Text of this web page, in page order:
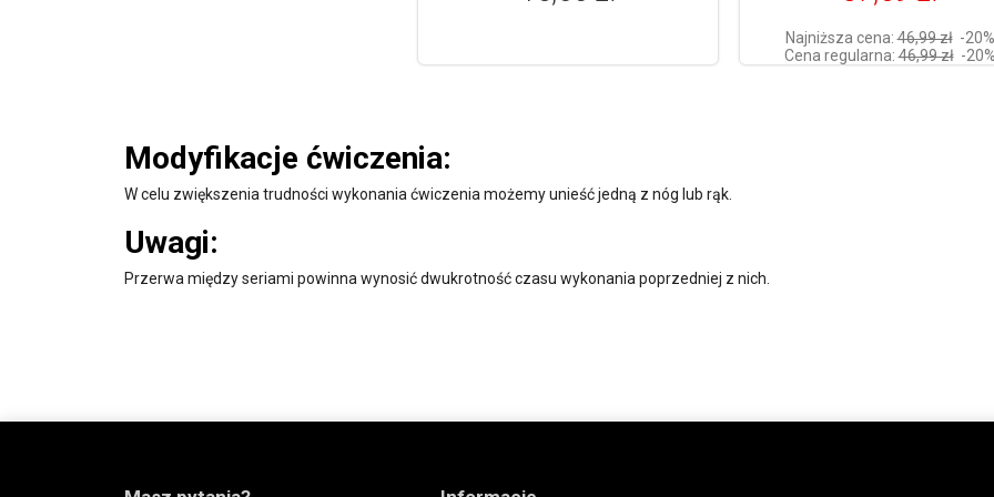
Najniższa cena:46,99 zł -20%
Cena regularna:46,99 zł -
Modyfikacje ćwiczenia:
W celu zwiększenia trudności wykonania ćwiczenia możemy unieść jedną z nóg lub rąk.
Uwagi:
Przerwa między seriami powinna wynosić dwukrotność czasu wykonania poprzedniej z nich.